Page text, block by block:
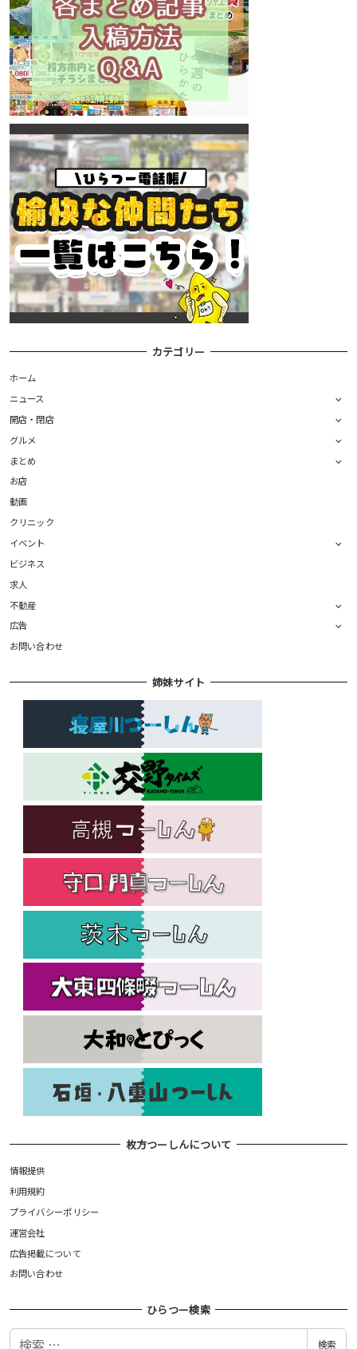
カテゴリー
ホーム
ニュース
開店・閉店
グルメ
まとめ
お店
動画
クリニック
イベント
ビジネス
求人
不動産
広告
お問い合わせ
姉妹サイト
枚方つーしんについて
情報提供
利用規約
プライバシーポリシー
運営会社
広告掲載について
お問い合わせ
ひらつー検索
検
検索